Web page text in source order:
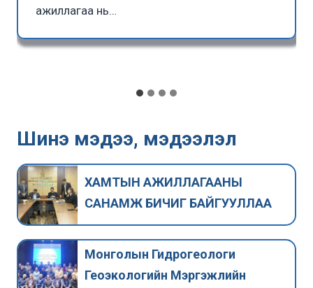
ажиллагаа нь…
Шинэ мэдээ, мэдээлэл
ХАМТЫН АЖИЛЛАГААНЫ
САНАМЖ БИЧИГ БАЙГУУЛЛАА
Монголын Гидрогеологи
Геоэкологийн Мэргэжлийн